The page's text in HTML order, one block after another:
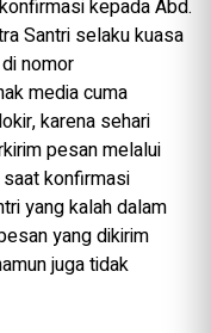
kepada Abd.
Santri selaku kuasa
nomor
media cuma
karena sehari
pesan melalui
konfirmasi
yang kalah dalam
yang dikirim
juga tidak